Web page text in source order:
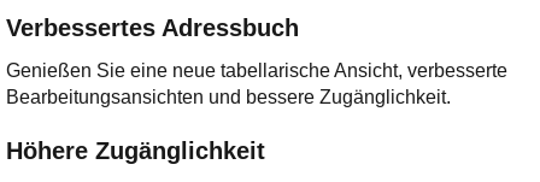
Verbessertes Adressbuch
Genießen Sie eine neue tabellarische Ansicht, verbesserte
Bearbeitungsansichten und bessere Zugänglichkeit.
Höhere Zugänglichkeit